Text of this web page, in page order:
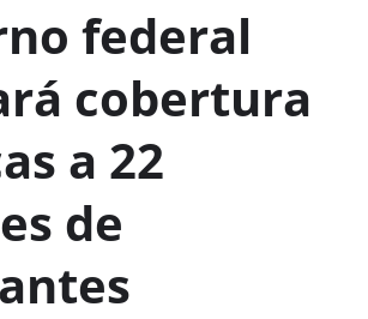
federal
cobertura
a 22
de